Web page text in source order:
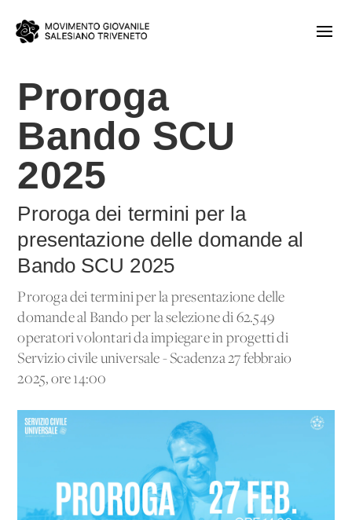
Proroga
Bando SCU
2025
Proroga dei termini per la
presentazione delle domande al
Bando SCU 2025
Proroga dei termini per la presentazione delle
domande al Bando per la selezione di 62.549
operatori volontari da impiegare in progetti di
Servizio civile universale - Scadenza 27 febbraio
2025, ore 14:00